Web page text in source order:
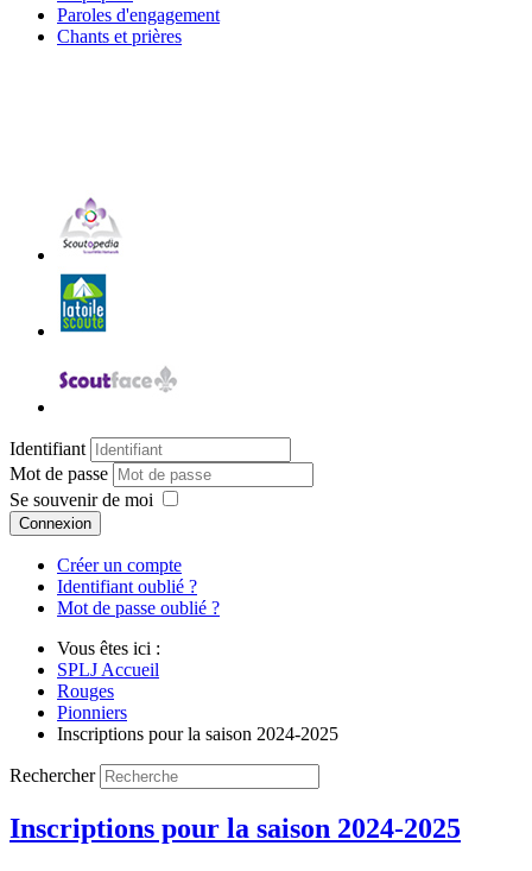
Paroles d'engagement
Chants et prières
Identifiant
Mot de passe
Se souvenir de moi
Connexion
Créer un compte
Identifiant oublié ?
Mot de passe oublié ?
Vous êtes ici :
SPLJ Accueil
Rouges
Pionniers
Inscriptions pour la saison 2024-2025
Rechercher
Inscriptions pour la saison 2024-2025